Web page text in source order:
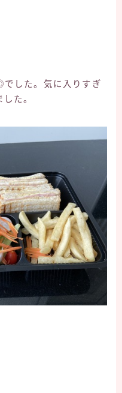
した。気に入りすぎ
た。